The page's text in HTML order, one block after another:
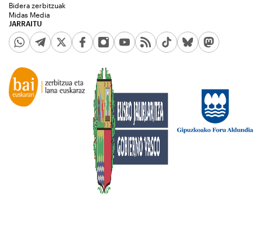
JARRAITU
Bidera zerbitzuak
Midas Media